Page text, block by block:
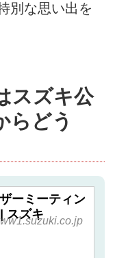
別な思い出を
スズキ公
らどう
ーミーティン
スズキ